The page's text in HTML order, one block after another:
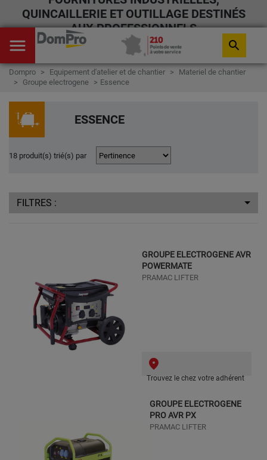
QUINCAILLERIE ET OUTILLAGE DESTINÉS
AUX PROFESSIONNELS
menu search
Dompro Equipement d'atelier et de chantier
Materiel de chantier
Groupe electrogene
Essence
ESSENCE
18 produit(s) trié(s) par
FILTRES :
GROUPE ELECTROGENE AVR
POWERMATE
PRAMAC LIFTER
Trouvez le chez votre adhérent
GROUPE ELECTROGENE
PRO AVR PX
PRAMAC LIFTER